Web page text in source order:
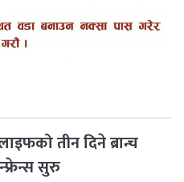
तीन दिने ब्रान्च
सुरु